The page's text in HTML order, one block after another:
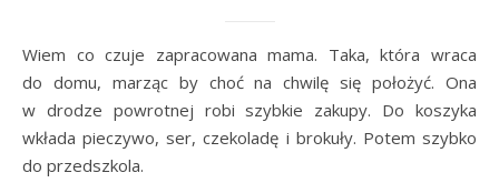
Wiem co czuje zapracowana mama. Taka, która wraca
do domu, marząc by choć na chwilę się położyć. Ona
w drodze powrotnej robi szybkie zakupy. Do koszyka
wkłada pieczywo, ser, czekoladę i brokuły. Potem szybko
do przedszkola.